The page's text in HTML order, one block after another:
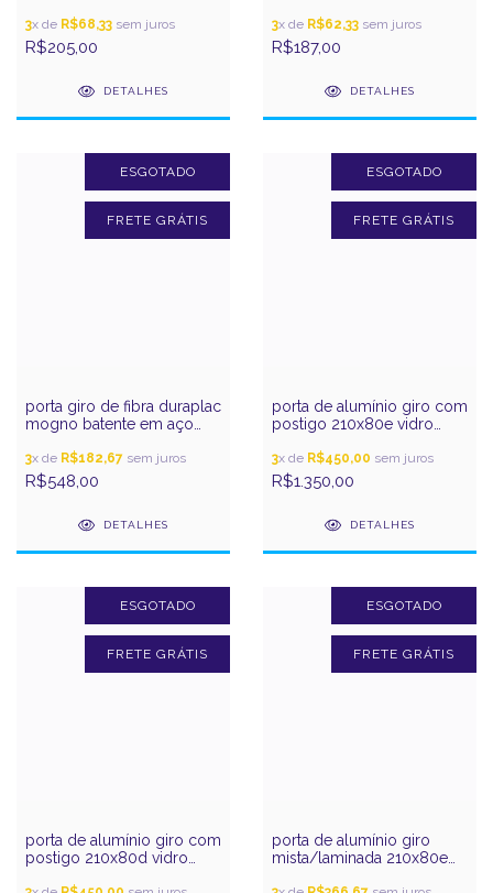
3x de R$68,33 sem juros
R$205,00
DETALHES
3x de R$62,33 sem juros
R$187,00
DETALHES
ESGOTADO
FRETE GRÁTIS
porta giro de fibra duraplac
mogno batente em aço
3x de R$182,67 sem juros
R$548,00
DETALHES
ESGOTADO
FRETE GRÁTIS
porta de alumínio giro com
postigo 210x80e vidro
3x de R$450,00 sem juros
R$1.350,00
DETALHES
ESGOTADO
FRETE GRÁTIS
porta de alumínio giro com
postigo 210x80d vidro
ESGOTADO
FRETE GRÁTIS
porta de alumínio giro
mista/laminada 210x80e